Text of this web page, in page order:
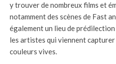
y trouver de nombreux films et
notamment des scènes de Fast
également un lieu de
les artistes qui viennent
couleurs vives.